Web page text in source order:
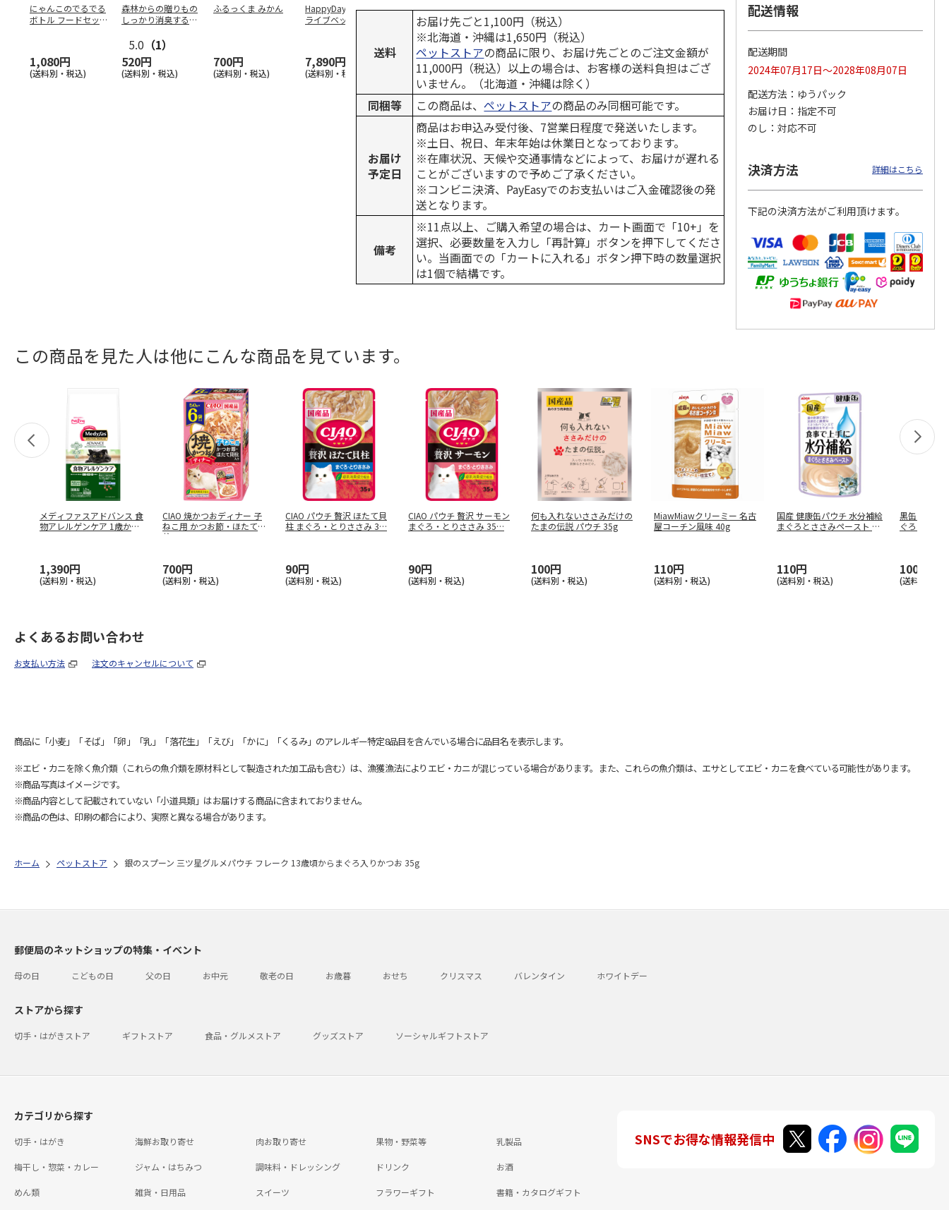
にゃんこのでるでる
ボトル フードセッ
1,080円
(送料別・税込)
森林からの贈りもの
しっかり消臭するひ
5.0 （1）
520円
(送料別・税込)
ふるっくま みかん
700円
(送料別・税込)
HappyDays 2wayド
ライブベッド グレ
7,890円
(送料別・税込)
獣医師開発 ニオイ
をとる砂専用 猫ト
イレ ナチュラルグ
1,550円
(送料別・税込)
デオトイレ 飛び散
らない消臭・抗菌サ
ンド 4L
1,320円
(送料別・税込)
無添加良品 カムカ
ぐるぐるボーン型 S
…
470円
(送料別・税込)
銀のスプーン パウ
120円
(送料別・税込)
ペット線香 虹のか
なた フルーティフ
ローラルの香り
590円
(送料別・税込)
100円
(送料別・税込)
送料
お届け先ごと1,100円（税込）
※北海道・沖縄は1,650円（税込）
ペットストアの商品に限り、お届け先ごとのご注文金額が
11,000円（税込）以上の場合は、お客様の送料負担はござ
いません。（北海道・沖縄は除く）
同梱等
この商品は、ペットストアの商品のみ同梱可能です。
お届け
予定日
商品はお申込み受付後、7営業日程度で発送いたします。
※土日、祝日、年末年始は休業日となっております。
※在庫状況、天候や交通事情などによって、お届けが遅れる
ことがございますので予めご了承ください。
※コンビニ決済、PayEasyでのお支払いはご入金確認後の発
送となります。
備考
※11点以上、ご購入希望の場合は、カート画面で「10+」を
選択、必要数量を入力し「再計算」ボタンを押下してくださ
い。当画面での「カートに入れる」ボタン押下時の数量選択
は1個で結構です。
配送情報
配送期間
2024年07月17日～2028年08月07日
配送方法
ゆうパック
お届け日
指定不可
のし
対応不可
決済方法 詳細はこちら
下記の決済方法がご利用頂けます。
この商品を見た人は他にこんな商品を見ています。
メディファスアドバンス 食
物アレルゲンケア 1歳から
1,390円
(送料別・税込)
CIAO 焼かつおディナー 子
ねこ用 かつお節・ほたて貝
柱
700円
(送料別・税込)
CIAO パウチ 贅沢 ほたて貝
柱 まぐろ・とりささみ 3…
90円
(送料別・税込)
CIAO パウチ 贅沢 サーモン
まぐろ・とりささみ 35…
90円
(送料別・税込)
何も入れないささみだけの
たまの伝説 パウチ 35g
100円
(送料別・税込)
MiawMiawクリーミー 名古
屋コーチン風味 40g
110円
(送料別・税込)
国産 健康缶パウチ 水分補給
まぐろとささみペースト 40
110円
(送料別・税込)
黒缶パウチ
ぐろとかつ
100円
(送料別・税
よくあるお問い合わせ
お支払い方法 注文のキャンセルについて
商品に「小麦」「そば」「卵」「乳」「落花生」「えび」「かに」「くるみ」のアレルギー特定8品目を含んでいる場合に品目名を表示します。
※エビ・カニを除く魚介類（これらの魚介類を原材料として製造された加工品も含む）は、漁獲漁法によりエビ・カニが混じっている場合があります。また、これらの魚介類は、エサとしてエビ・カニを食べている可能性があります。
※商品写真はイメージです。
※商品内容として記載されていない「小道具類」はお届けする商品に含まれておりません。
※商品の色は、印刷の都合により、実際と異なる場合があります。
ホーム ペットストア 銀のスプーン 三ツ星グルメパウチ フレーク 13歳頃からまぐろ入りかつお 35g
郵便局のネットショップの特集・イベント
母の日 こどもの日 父の日 お中元 敬老の日 お歳暮 おせち クリスマス バレンタイン ホワイトデー
ストアから探す
切手・はがきストア ギフトストア 食品・グルメストア グッズストア ソーシャルギフトストア
カテゴリから探す
切手・はがき 海鮮お取り寄せ 肉お取り寄せ 果物・野菜等 乳製品
梅干し・惣菜・カレー ジャム・はちみつ 調味料・ドレッシング ドリンク お酒
めん類 雑貨・日用品 スイーツ フラワーギフト 書籍・カタログギフト
SNSでお得な情報発信中